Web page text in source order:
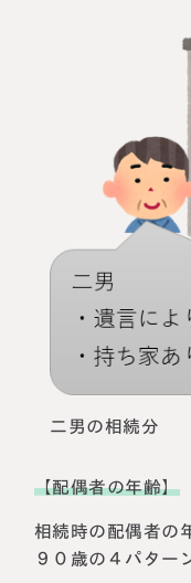
二男の相続分
【配偶者の年齢】
相続時の配偶者の
９０歳の４パター